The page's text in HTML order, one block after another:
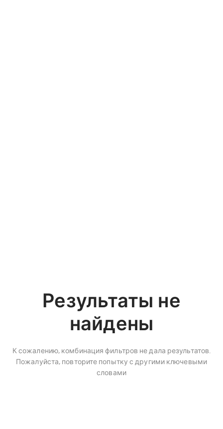
Результаты не
найдены
К сожалению, комбинация фильтров не дала результатов.
Пожалуйста, повторите попытку с другими ключевыми
словами